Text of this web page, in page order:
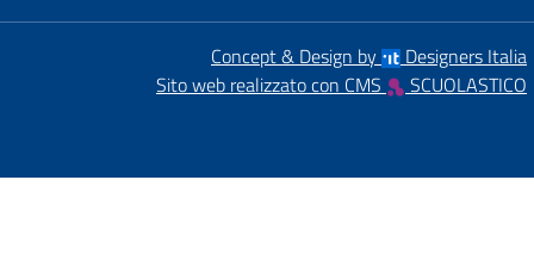
Concept & Design by
Designers Italia
Sito web realizzato con CMS
SCUOLASTICO